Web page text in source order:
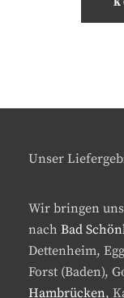
Unser
Wir bringen
nach Bad
Dettenheim,
Forst (Baden),
Hambrücken,